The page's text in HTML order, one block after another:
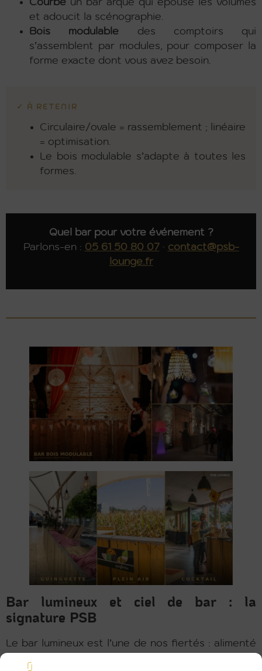
Courbe un bar arqué qui épouse les volumes
et adoucit la scénographie.
Bois modulable des comptoirs qui
s’assemblent par modules, pour composer la
forme exacte dont vous avez besoin.
✓ À RETENIR
Circulaire/ovale = rassemblement ; linéaire
= optimisation.
Le bois modulable s’adapte à toutes les
formes.
Quel bar pour votre événement ?
Parlons-en : 05 61 50 80 07· contact@psb-
lounge.fr
Bar lumineux et ciel de bar : la
signature PSB
Le bar lumineux est l’une de nos fiertés : alimenté